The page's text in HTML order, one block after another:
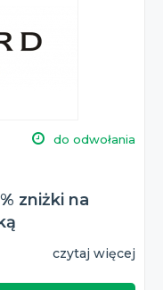
do odwołania
zniżki na
czytaj więcej